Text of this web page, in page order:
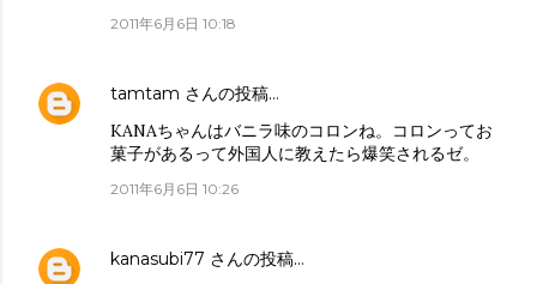
2011年6月6日 10:18
tamtam さんの投稿…
KANAちゃんはバニラ味のコロンね。コロンってお
菓子があるって外国人に教えたら爆笑されるゼ。
2011年6月6日 10:26
kanasubi77 さんの投稿…